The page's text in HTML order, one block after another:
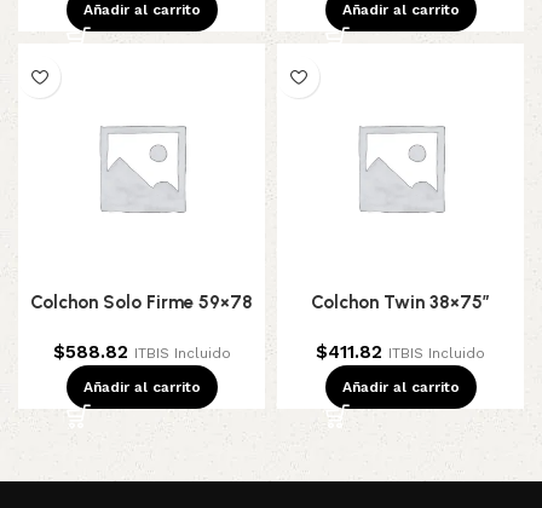
Añadir al carrito
Añadir al carrito
Colchon Solo Firme 59×78
$588.82 ITBIS Incluido
Añadir al carrito
Colchon Twin 38×75″
$411.82 ITBIS Incluido
Añadir al carrito